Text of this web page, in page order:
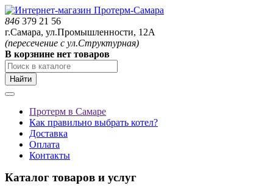
846 379 21 56
г.Самара, ул.Промышленности, 12А
(пересечение с ул.Структурная)
В корзнине нет товаров
Найти
Протерм в Самаре
Как правильно выбрать котел?
Доставка
Оплата
Контакты
Каталог товаров и услуг